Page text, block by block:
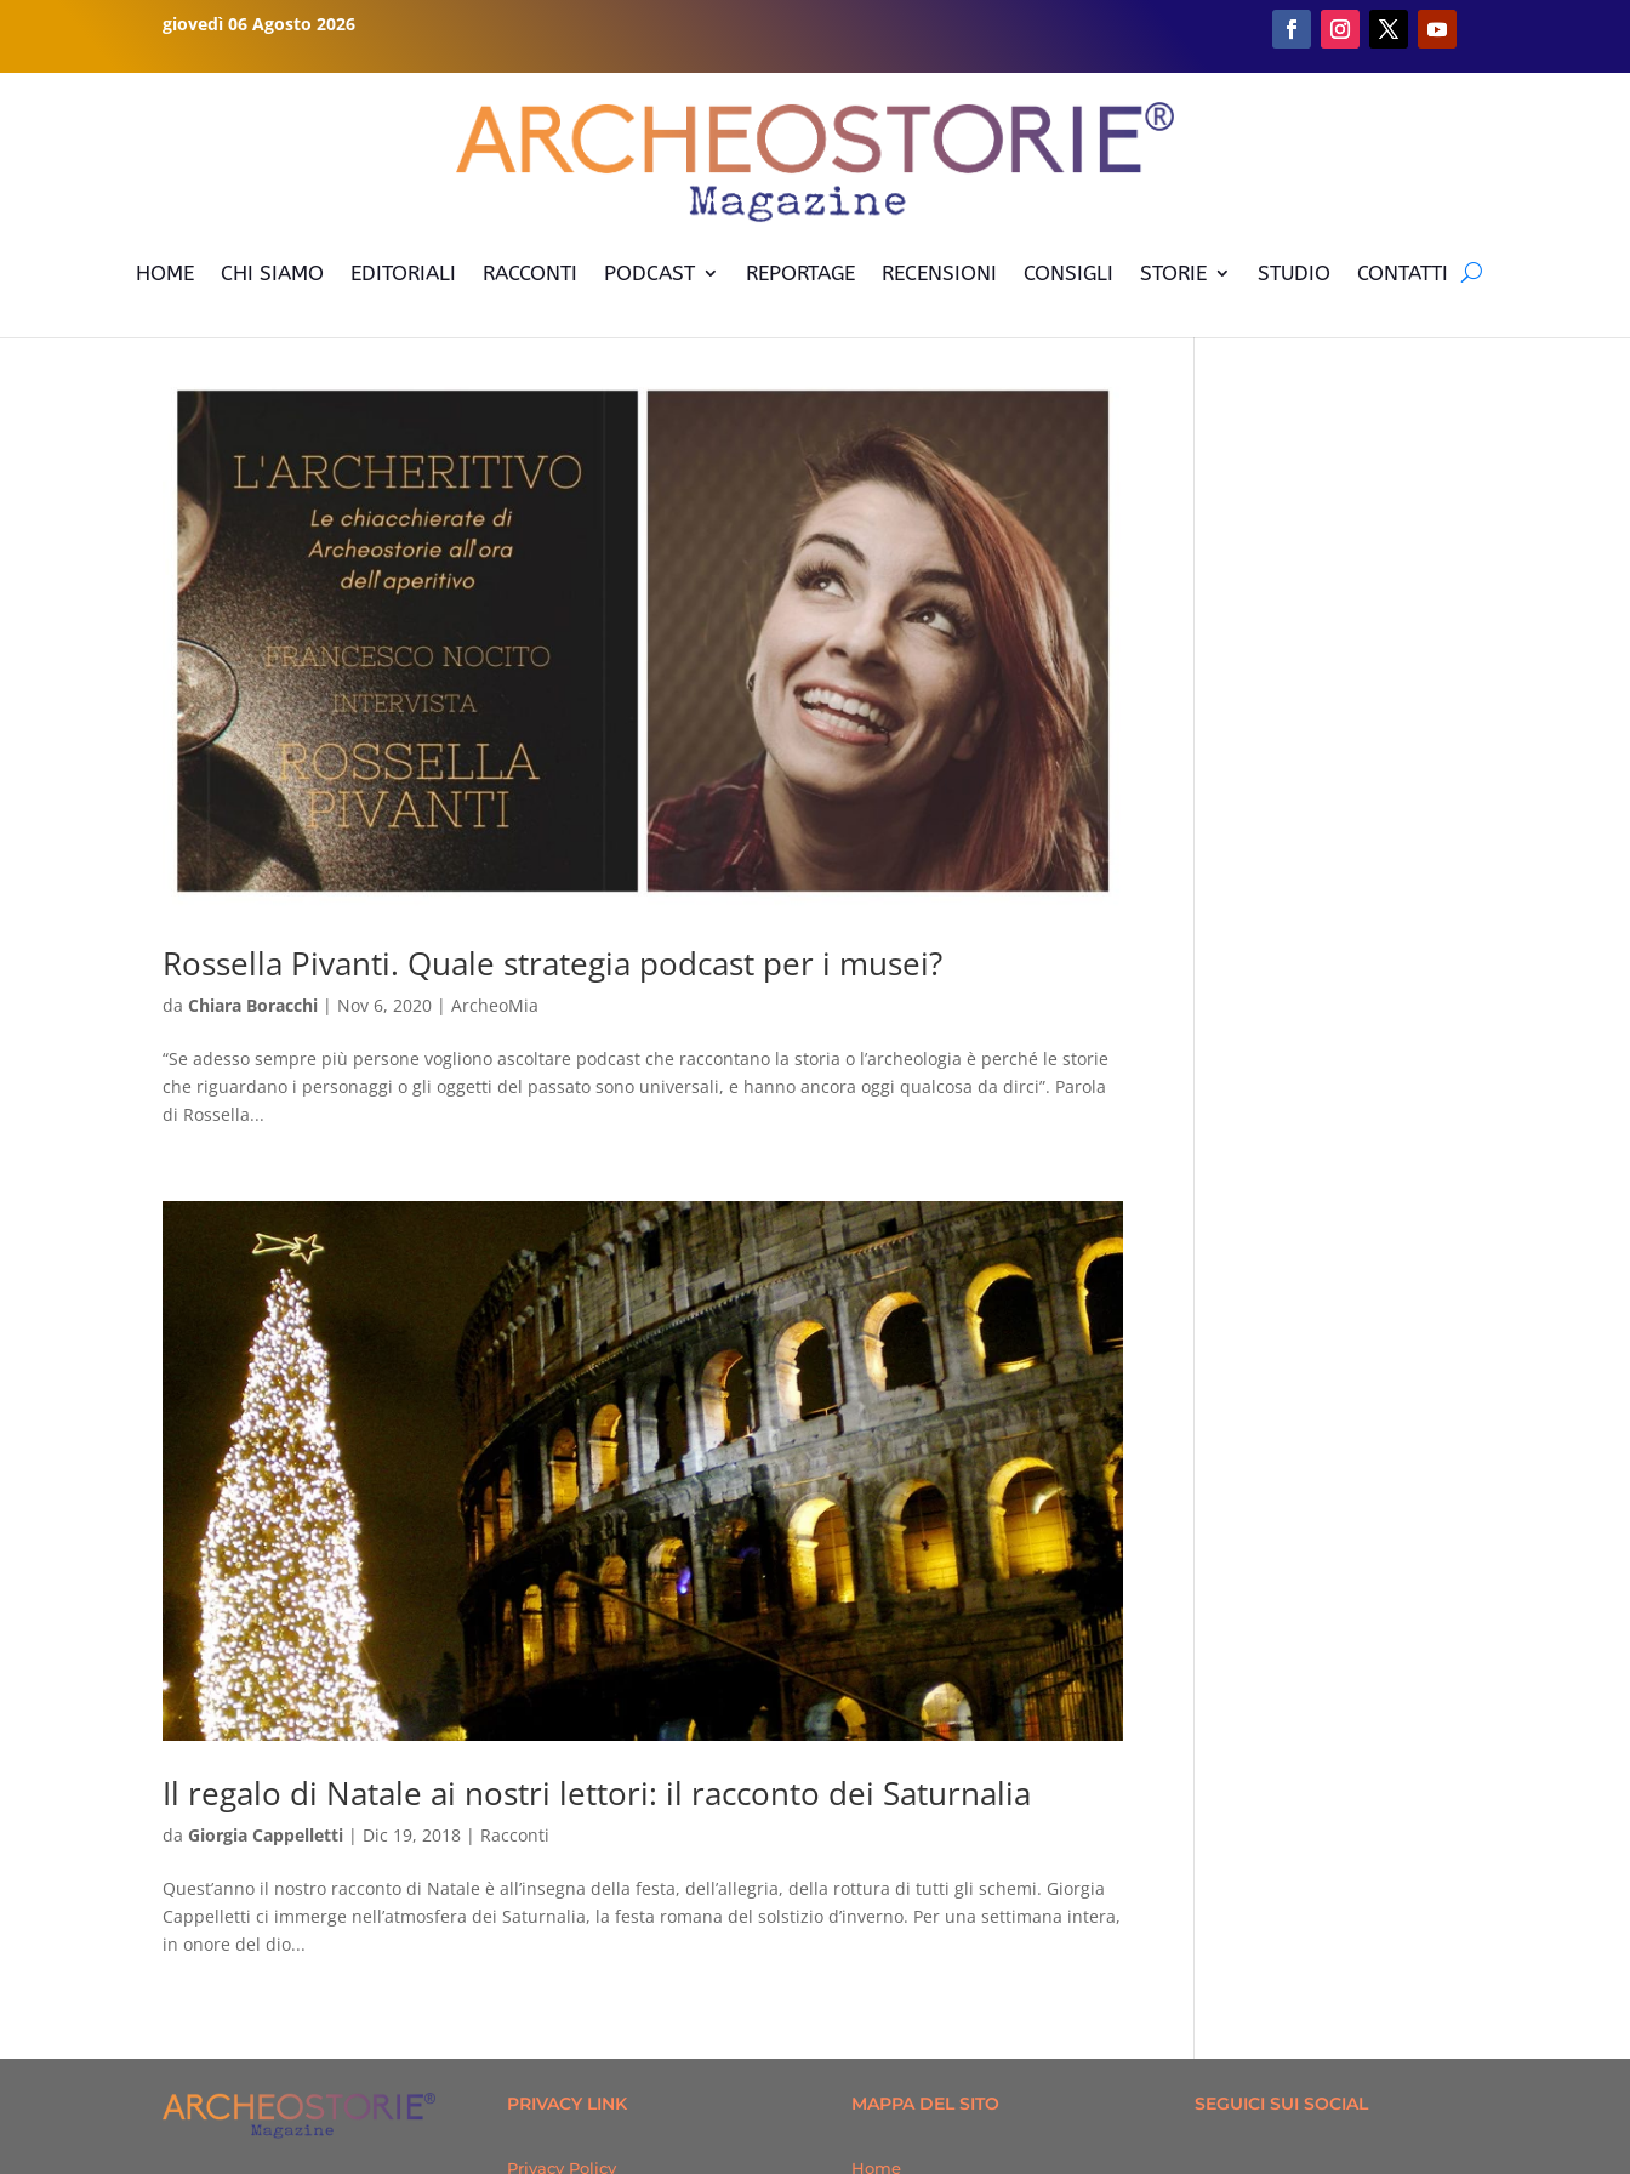
giovedì 06 Agosto 2026
HOME CHI SIAMO EDITORIALI RACCONTI PODCAST REPORTAGE RECENSIONI CONSIGLI STORIE STUDIO CONTATTI
Rossella Pivanti. Quale strategia podcast per i musei?
daChiara Boracchi | Nov 6, 2020 |ArcheoMia
“Se adesso sempre più persone vogliono ascoltare podcast che raccontano la storia o l’archeologia è perché le storie
che riguardano i personaggi o gli oggetti del passato sono universali, e hanno ancora oggi qualcosa da dirci”. Parola
di Rossella...
Il regalo di Natale ai nostri lettori: il racconto dei Saturnalia
da Giorgia Cappelletti | Dic 19, 2018 | Racconti
Quest’anno il nostro racconto di Natale è all’insegna della festa, dell’allegria, della rottura di tutti gli schemi. Giorgia
Cappelletti ci immerge nell’atmosfera dei Saturnalia, la festa romana del solstizio d’inverno. Per una settimana intera,
in onore del dio...
PRIVACY LINK
Privacy Policy
MAPPA DEL SITO
Home
SEGUICI SUI SOCIAL